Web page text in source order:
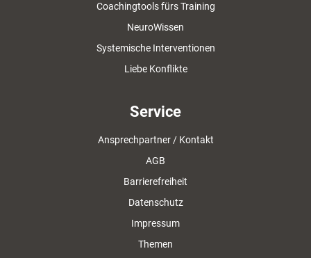
Coachingtools fürs Training
NeuroWissen
Systemische Interventionen
Liebe Konflikte
Service
Ansprechpartner / Kontakt
AGB
Barrierefreiheit
Datenschutz
Impressum
Themen